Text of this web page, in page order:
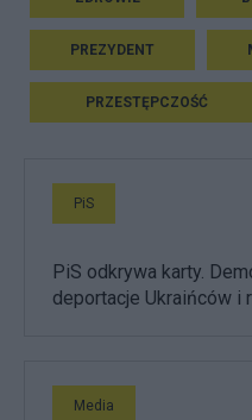
PREZYDENT
PRZESTĘPCZOŚĆ
PiS
PiS odkrywa karty.
deportacje Ukraińców i
Media